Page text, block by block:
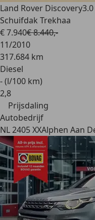
Land Rover Discovery
Schuifdak Trekhaa
€ 7.940€ 8.440,-
11/2010
317.684 km
Diesel
- (l/100 km)
2,8
Prijsdaling
Autobedrijf
NL 2405 XXAlphen Aan